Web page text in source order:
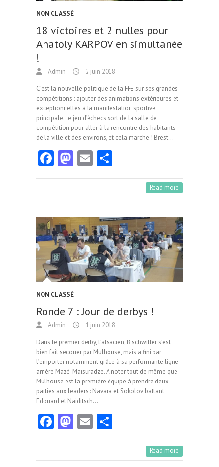
NON CLASSÉ
18 victoires et 2 nulles pour
Anatoly KARPOV en simultanée
!
Admin 2 juin 2018
C’est la nouvelle politique de la FFE sur ses grandes
compétitions : ajouter des animations extérieures et
exceptionnelles à la manifestation sportive
principale. Le jeu d’échecs sort de la salle de
compétition pour aller à la rencontre des habitants
de la ville et des environs, et cela marche ! Brest…
Fa
ce
o
k
M
as
o
n
E
m rt
Read more
NON CLASSÉ
Ronde 7 : Jour de derbys !
Admin 1 juin 2018
Dans le premier derby, l’alsacien, Bischwiller s’est
bien fait secouer par Mulhouse, mais a fini par
l’emporter notamment grâce à sa performante ligne
arrière Mazé-Maisuradze. A noter tout de même que
Mulhouse est la première équipe à prendre deux
parties aux leaders : Navara et Sokolov battant
Edouard et Naiditsch…
Fa
ce
M
as
E
m rt
Read more